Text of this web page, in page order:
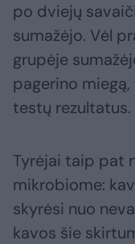
po dviejų
sumažėjo. Vėl
grupėje
pagerino
testų rezultatus.
Tyrėjai taip pat
mikrobiome:
skyrėsi nuo
kavos šie